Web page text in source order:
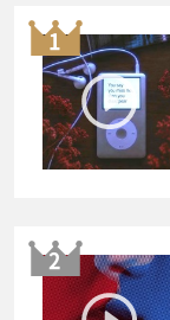
1
2